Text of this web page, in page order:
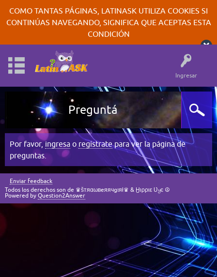
COMO TANTAS PÁGINAS, LATINASK UTILIZA COOKIES SI
CONTINÚAS NAVEGANDO, SIGNIFICA QUE ACEPTAS ESTA
CONDICIÓN
Ingresar
Preguntá
Por favor,ingresa o regístratepara ver la página de
preguntas.
Enviar feedback
Todos los derechos son de ♛šтяαωвeяячgıяł♛ & Ӈιρριε Ʋყє ☮
Powered by Question2Answer